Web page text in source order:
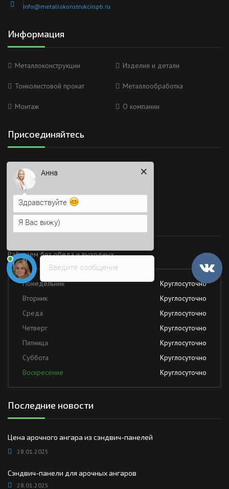
info@metallokonstrukciispb.ru
Информация
Металлоконструкции Изделия и детали
Тонколистовой прокат Металлообработка
Монтаж О компании
Присоединяйтесь
Время работы
Работаем без обеда и выходных
Понедельник
Круглосуточно
Вторник
Круглосуточно
Среда
Круглосуточно
Четверг
Круглосуточно
Пятница
Круглосуточно
Суббота
Круглосуточно
Воскресение
Круглосуточно
Последние новости
Цена арочного ангара из сэндвич-панелей
28.01.2025
Сэндвич-панели для арочных ангаров
28.01.2025
Введите сообщение
Анна
Здравствуйте
Я Вас вижу)
Напишите сюда свой вопрос.
Возможно, его решение будет
быстрее